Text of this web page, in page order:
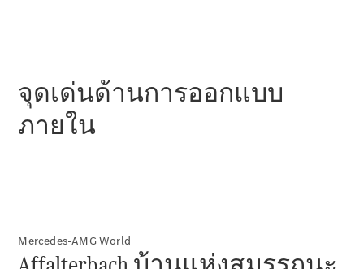
ออกแบบ
รถยนต์
จุดเด่นด้านการออกแบบ
ภายใน
Mercedes-AMG World